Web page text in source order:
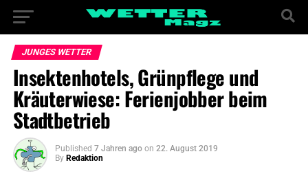
JUNGES WETTER
Insektenhotels, Grünpflege und
Kräuterwiese: Ferienjobber beim
Stadtbetrieb
Published 7 Jahren ago on 22. August 2019
By Redaktion